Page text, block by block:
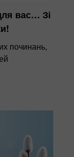
вас… Зі
починань,